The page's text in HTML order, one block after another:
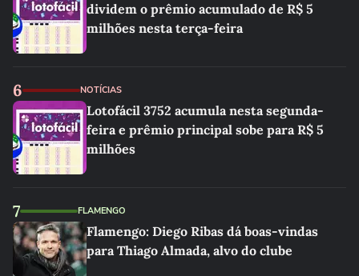
dividem o prêmio acumulado de R$ 5
milhões nesta terça-feira
6 NOTÍCIAS
Lotofácil 3752 acumula nesta segunda-
feira e prêmio principal sobe para R$ 5
milhões
7 FLAMENGO
Flamengo: Diego Ribas dá boas-vindas
para Thiago Almada, alvo do clube